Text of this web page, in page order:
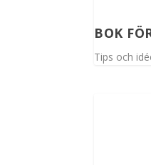
BOK
Tips och